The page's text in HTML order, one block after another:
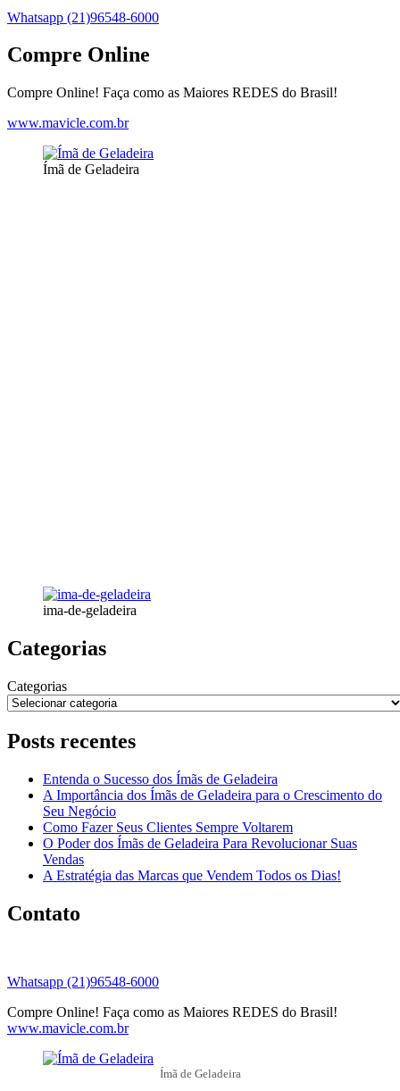
Whatsapp (21)96548-6000
Compre Online
Compre Online! Faça como as Maiores REDES do Brasil!
www.mavicle.com.br
Ímã de Geladeira
ima-de-geladeira
Categorias
Categorias
Posts recentes
Entenda o Sucesso dos Ímãs de Geladeira
A Importância dos Ímãs de Geladeira para o Crescimento do
Seu Negócio
Como Fazer Seus Clientes Sempre Voltarem
O Poder dos Ímãs de Geladeira Para Revolucionar Suas
Vendas
A Estratégia das Marcas que Vendem Todos os Dias!
Contato
Whatsapp (21)96548-6000
Compre Online! Faça como as Maiores REDES do Brasil!
www.mavicle.com.br
Ímã de Geladeira